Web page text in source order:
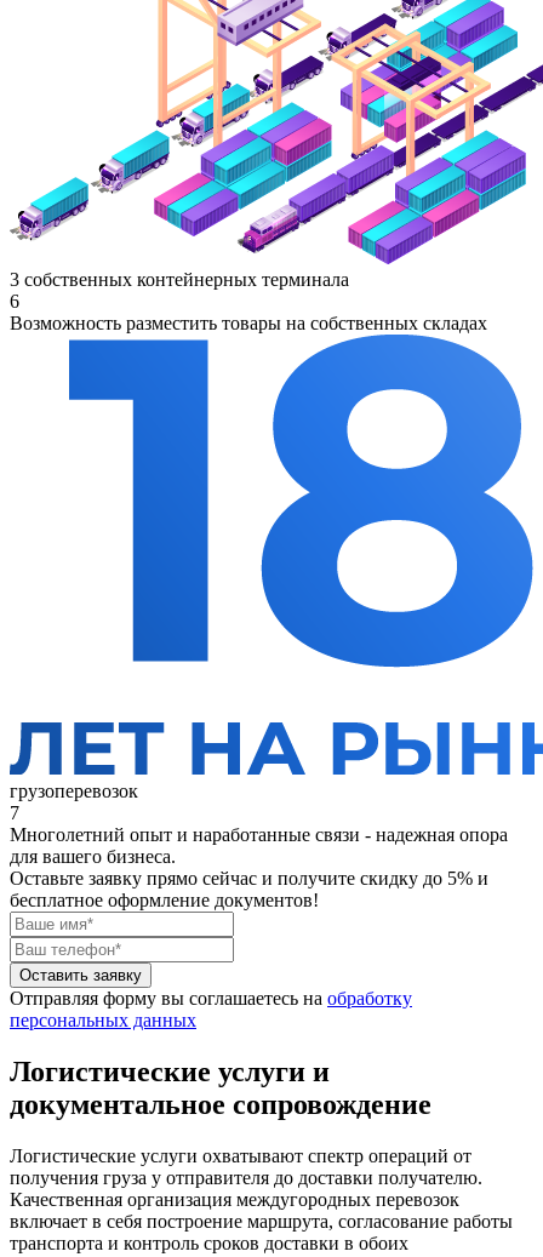
3 собственных контейнерных терминала
6
Возможность разместить товары на собственных складах
грузоперевозок
7
Многолетний опыт и наработанные связи - надежная опора
для вашего бизнеса.
Оставьте заявку прямо сейчас и получите скидку до 5% и
бесплатное оформление документов!
Оставить заявку
Отправляя форму вы соглашаетесь на обработку
персональных данных
Логистические услуги и
документальное сопровождение
Логистические услуги охватывают спектр операций от
получения груза у отправителя до доставки получателю.
Качественная организация междугородных перевозок
включает в себя построение маршрута, согласование работы
транспорта и контроль сроков доставки в обоих